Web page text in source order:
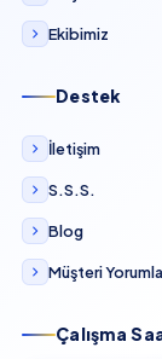
Ekibimiz
Destek
İletişim
S.S.S.
Blog
Müşteri
Çalışma